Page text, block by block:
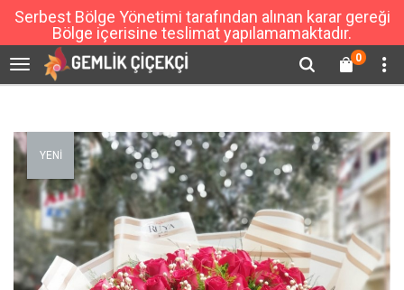
Serbest Bölge Yönetimi tarafından alınan karar gereği
Bölge içerisine teslimat yapılamamaktadır.
0
YENİ